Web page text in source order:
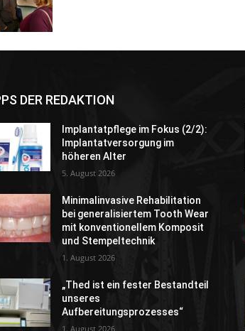
DER REDAKTION
Implantatpflege im Fokus (2/2):
Implantatversorgung im
höheren Alter
5. August 2026
Minimalinvasive Rehabilitation
bei generalisiertem Tooth Wear
mit konventionellem Komposit
und Stempeltechnik
1. August 2026
„Thed ist ein fester Bestandteil
unseres
Aufbereitungsprozesses“
1. August 2026